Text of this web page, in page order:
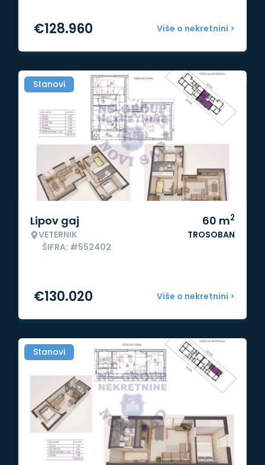
Više o nekretnini >
€128.960
Stanovi
Lipov gaj
VETERNIK
ŠIFRA: #552402
60 m2
TROSOBAN
Više o nekretnini >
€130.020
Stanovi